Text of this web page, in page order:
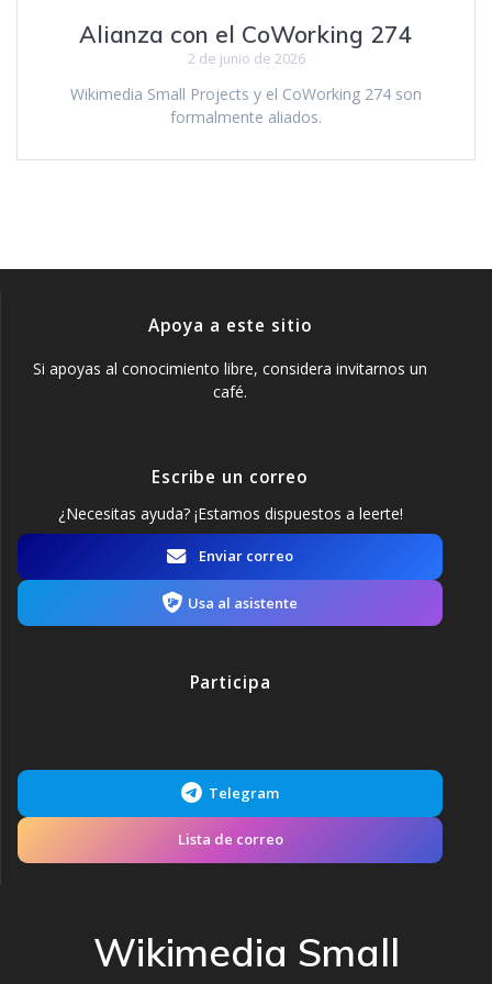
Alianza con el CoWorking 274
2 de junio de 2026
Wikimedia Small Projects y el CoWorking 274 son
formalmente aliados.
Apoya a este sitio
Si apoyas al conocimiento libre, considera invitarnos un
café.
Escribe un correo
¿Necesitas ayuda? ¡Estamos dispuestos a leerte!
Enviar correo
Usa al asistente
Participa
Telegram
Lista de correo
Wikimedia Small